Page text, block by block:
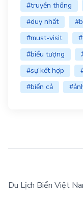
#truyền thống
#duy nhất
#must-visit
#biểu tượng
#sự kết hợp
#biển cả
Du Lịch Biển Việt